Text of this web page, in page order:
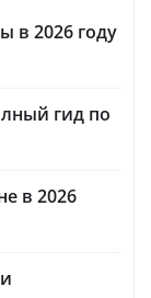
в 2026 году
гид по
в 2026